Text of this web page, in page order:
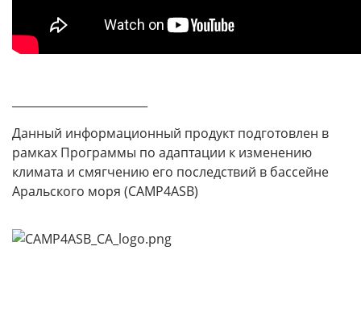
Данный информационный продукт подготовлен в
рамках Программы по адаптации к изменению
климата и смягчению его последствий в бассейне
Аральского моря (CAMP4ASB)